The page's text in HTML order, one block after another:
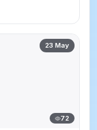
23 May
72